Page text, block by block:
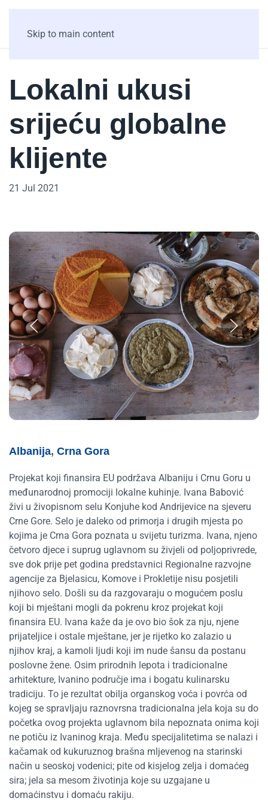
Skip to main content
Lokalni ukusi
srijeću globalne
klijente
21 Jul 2021
Albanija, Crna Gora
Projekat koji finansira EU podržava Albaniju i Crnu Goru u
međunarodnoj promociji lokalne kuhinje. Ivana Babović
živi u živopisnom selu Konjuhe kod Andrijevice na sjeveru
Crne Gore. Selo je daleko od primorja i drugih mjesta po
kojima je Crna Gora poznata u svijetu turizma. Ivana, njeno
četvoro djece i suprug uglavnom su živjeli od poljoprivrede,
sve dok prije pet godina predstavnici Regionalne razvojne
agencije za Bjelasicu, Komove i Prokletije nisu posjetili
njihovo selo. Došli su da razgovaraju o mogućem poslu
koji bi mještani mogli da pokrenu kroz projekat koji
finansira EU. Ivana kaže da je ovo bio šok za nju, njene
prijateljice i ostale mještane, jer je rijetko ko zalazio u
njihov kraj, a kamoli ljudi koji im nude šansu da postanu
poslovne žene. Osim prirodnih lepota i tradicionalne
arhitekture, Ivanino područje ima i bogatu kulinarsku
tradiciju. To je rezultat obilja organskog voća i povrća od
kojeg se spravljaju raznovrsna tradicionalna jela koja su do
početka ovog projekta uglavnom bila nepoznata onima koji
ne potiču iz Ivaninog kraja. Među specijalitetima se nalazi i
kačamak od kukuruznog brašna mljevenog na starinski
način u seoskoj vodenici; pite od kisjelog zelja i domaćeg
sira; jela sa mesom životinja koje su uzgajane u
domaćinstvu i domaću rakiju.